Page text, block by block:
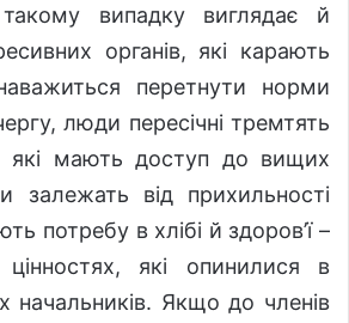
випадку виглядає й
органів, які карають
перетнути норми
люди пересічні тремтять
мають доступ до вищих
від прихильності
потребу в хлібі й здоров’ї –
які опинилися в
начальників. Якщо до членів